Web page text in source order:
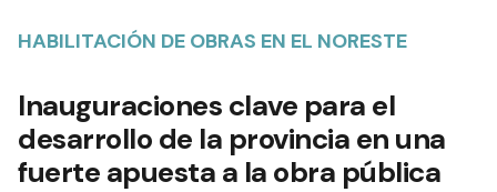
HABILITACIÓN DE OBRAS EN EL NORESTE
Inauguraciones clave para el
desarrollo de la provincia en una
fuerte apuesta a la obra pública